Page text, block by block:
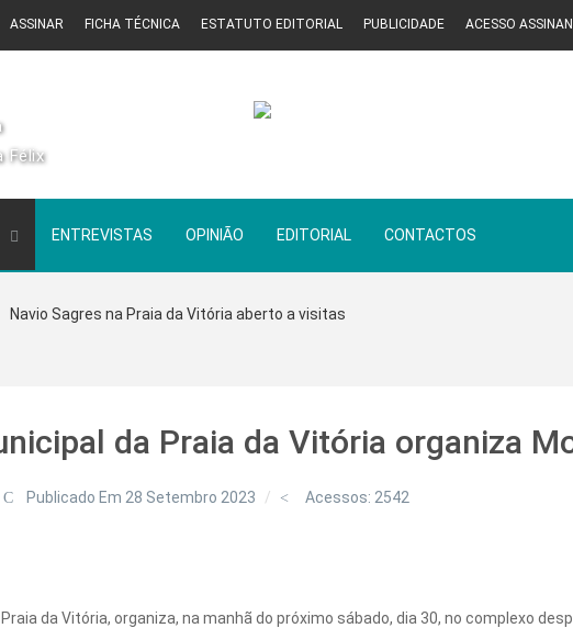
ASSINAR FICHA TÉCNICA ESTATUTO EDITORIAL PUBLICIDADE ACESSO
Félix
ENTREVISTAS OPINIÃO EDITORIAL CONTACTOS
Navio Sagres na Praia da Vitória aberto a visitas
da Praia da Vitória organiza
Publicado Em 28 Setembro 2023 Acessos: 2542
da Vitória, organiza, na manhã do próximo sábado, dia 30, no complexo